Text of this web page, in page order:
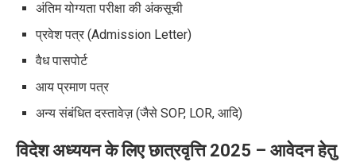
अंतिम योग्यता परीक्षा की अंकसूची
प्रवेश पत्र (Admission Letter)
वैधपासपोर्ट
आय प्रमाण पत्र
अन्य संबंधित दस्तावेज़ (जैसे SOP, LOR, आदि)
विदेश अध्ययन के लिए छात्रवृत्ति 2025 – आवेदन हेतु